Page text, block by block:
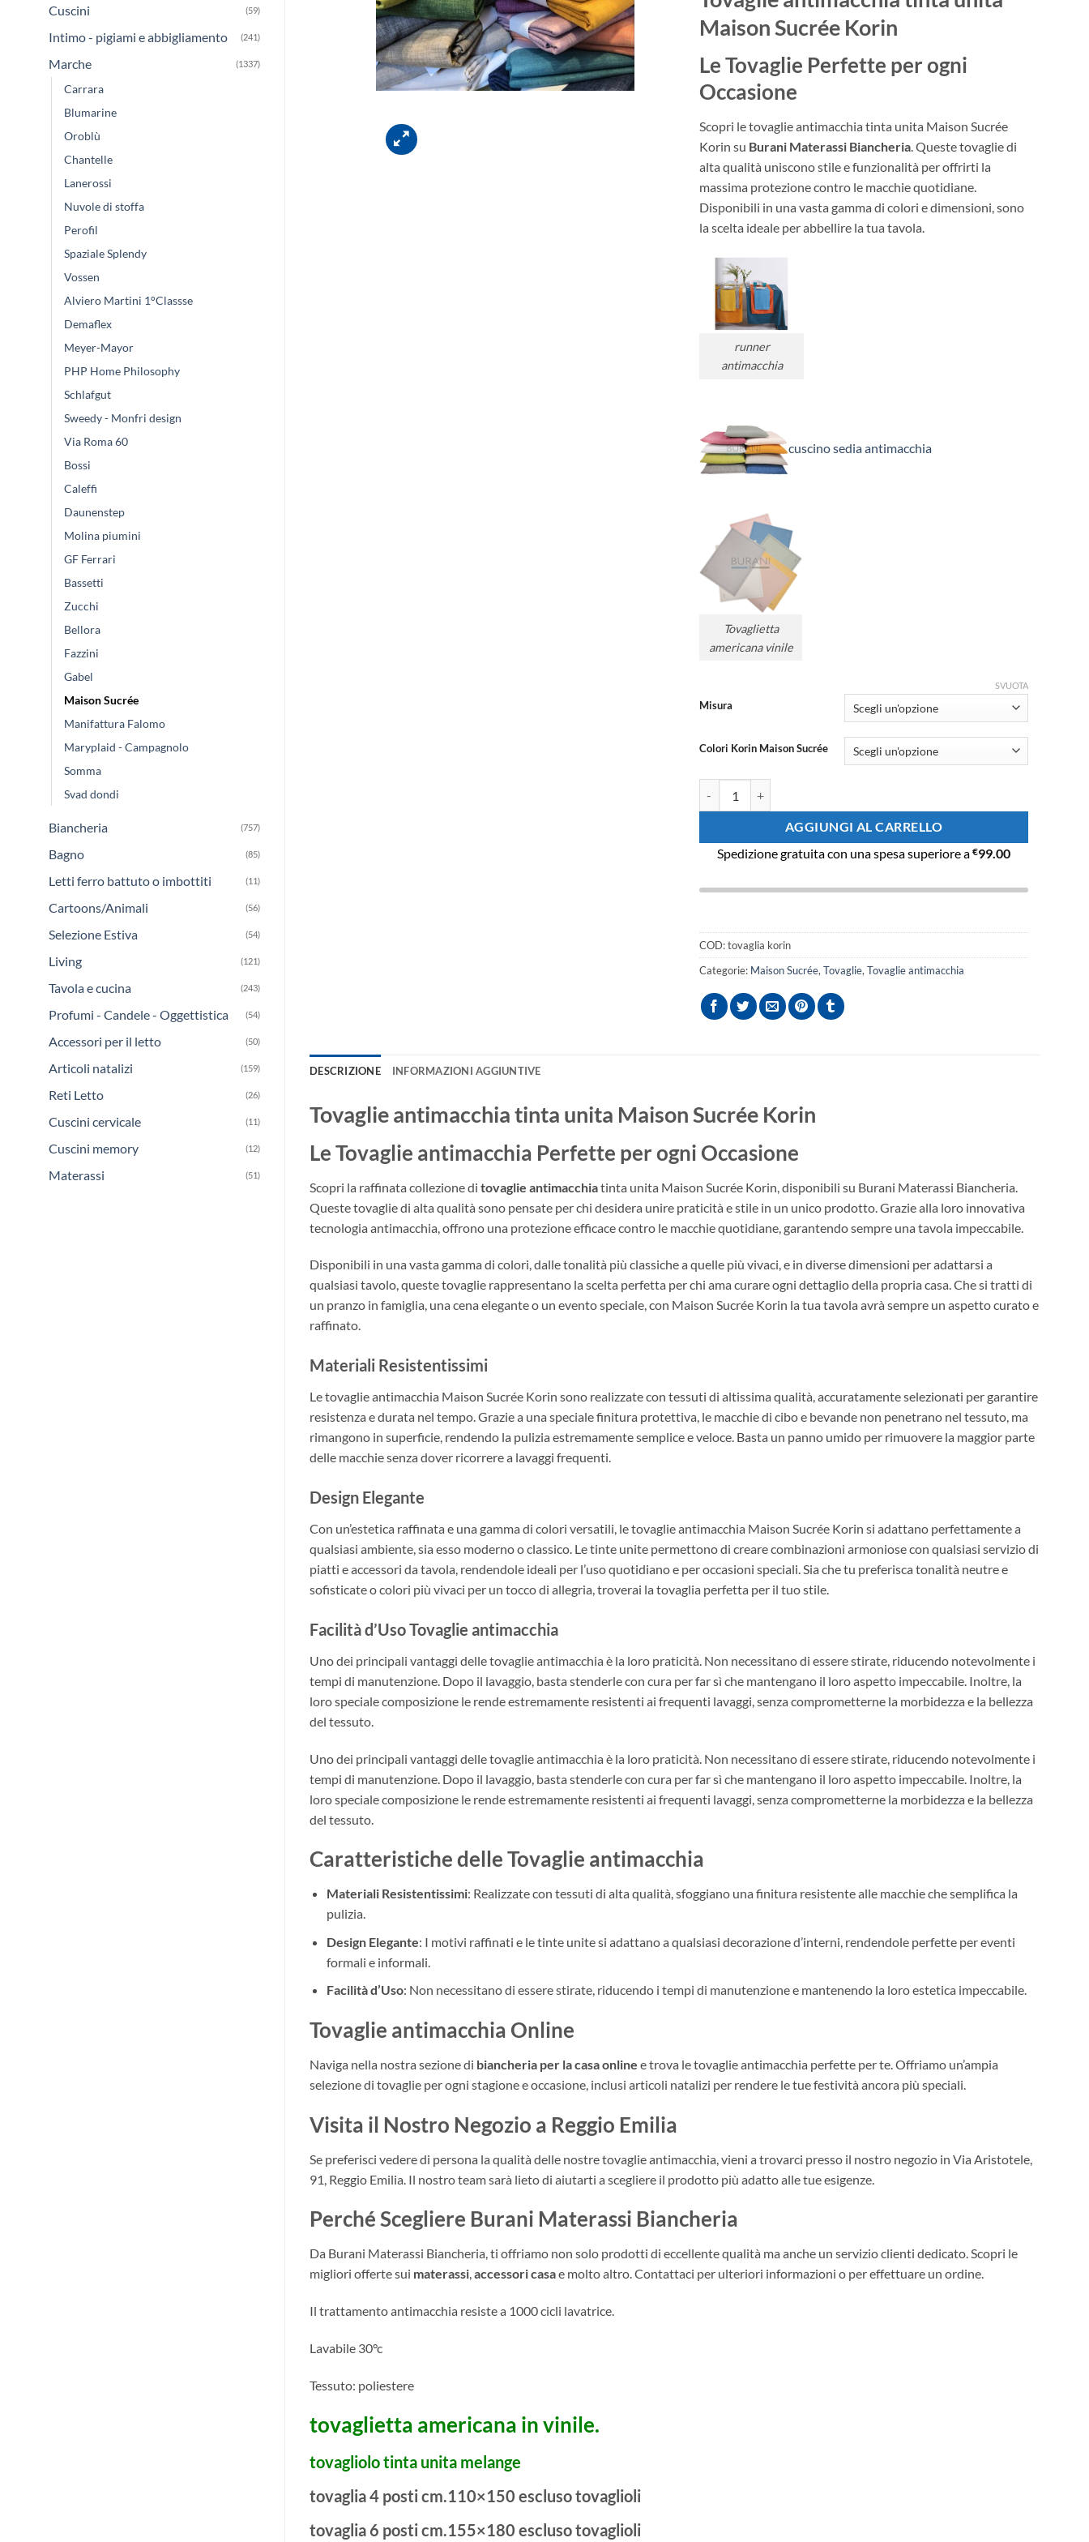
Cuscini (59)
Intimo - pigiami e abbigliamento (241)
Marche (1337)
Carrara
Blumarine
Oroblù
Chantelle
Lanerossi
Nuvole di stoffa
Perofil
Spaziale Splendy
Vossen
Alviero Martini 1°Classse
Demaflex
Meyer-Mayor
PHP Home Philosophy
Schlafgut
Sweedy - Monfri design
Via Roma 60
Bossi
Caleffi
Daunenstep
Molina piumini
GF Ferrari
Bassetti
Zucchi
Bellora
Fazzini
Gabel
Maison Sucrée
Manifattura Falomo
Maryplaid - Campagnolo
Somma
Svad dondi
Biancheria (757)
Bagno (85)
Letti ferro battuto o imbottiti (11)
Cartoons/Animali (56)
Selezione Estiva (54)
Living (121)
Tavola e cucina (243)
Profumi - Candele - Oggettistica (54)
Accessori per il letto (50)
Articoli natalizi (159)
Reti Letto (26)
Cuscini cervicale (11)
Cuscini memory (12)
Materassi (51)
da
€37.31
a
€74.37
Maison Sucrée Korin
Le Tovaglie Perfette per ogni
Occasione
Scopri le tovaglie antimacchia tinta unita Maison Sucrée
Korin su Burani Materassi Biancheria. Queste tovaglie di
alta qualità uniscono stile e funzionalità per offrirti la
massima protezione contro le macchie quotidiane.
Disponibili in una vasta gamma di colori e dimensioni, sono
la scelta ideale per abbellire la tua tavola.
runner
antimacchia
cuscino sedia antimacchia
Tovaglietta
americana vinile
Misura
Colori Korin Maison Sucrée
SVUOTA
AGGIUNGI AL CARRELLO
Spedizione gratuita con una spesa superiore a €99.00
COD:tovaglia korin
Categorie: Maison Sucrée,Tovaglie,Tovaglie antimacchia
DESCRIZIONE INFORMAZIONI AGGIUNTIVE
Tovaglie antimacchia tinta unita Maison Sucrée Korin
Le Tovaglie antimacchia Perfette per ogni Occasione
Scopri la raffinata collezione di tovaglie antimacchiatinta unita Maison Sucrée Korin, disponibili su Burani Materassi Biancheria.
Queste tovaglie di alta qualità sono pensate per chi desidera unire praticità e stile in un unico prodotto. Grazie alla loro innovativa
tecnologia antimacchia, offrono una protezione efficace contro le macchie quotidiane, garantendo sempre una tavola impeccabile.
Disponibili in una vasta gamma di colori, dalle tonalità più classiche a quelle più vivaci, e in diverse dimensioni per adattarsi a
qualsiasi tavolo, queste tovaglie rappresentano la scelta perfetta per chi ama curare ogni dettaglio della propria casa. Che si tratti di
un pranzo in famiglia, una cena elegante o un evento speciale, con Maison Sucrée Korin la tua tavola avrà sempre un aspetto curato e
raffinato.
Materiali Resistentissimi
Le tovaglie antimacchia Maison Sucrée Korin sono realizzate con tessuti di altissima qualità, accuratamente selezionati per garantire
resistenza e durata nel tempo. Grazie a una speciale finitura protettiva, le macchie di cibo e bevande non penetrano nel tessuto, ma
rimangono in superficie, rendendo la pulizia estremamente semplice e veloce. Basta un panno umido per rimuovere la maggior parte
delle macchie senza dover ricorrere a lavaggi frequenti.
Design Elegante
Con un’estetica raffinata e una gamma di colori versatili, le tovaglie antimacchia Maison Sucrée Korin si adattano perfettamente a
qualsiasi ambiente, sia esso moderno o classico. Le tinte unite permettono di creare combinazioni armoniose con qualsiasi servizio di
piatti e accessori da tavola, rendendole ideali per l’uso quotidiano e per occasioni speciali. Sia che tu preferisca tonalità neutre e
sofisticate o colori più vivaci per un tocco di allegria, troverai la tovaglia perfetta per il tuo stile.
Facilità d’UsoTovaglie antimacchia
Uno dei principali vantaggi delle tovaglie antimacchia è la loro praticità. Non necessitano di essere stirate, riducendo notevolmente i
tempi di manutenzione. Dopo il lavaggio, basta stenderle con cura per far sì che mantengano il loro aspetto impeccabile. Inoltre, la
loro speciale composizione le rende estremamente resistenti ai frequenti lavaggi, senza comprometterne la morbidezza e la bellezza
del tessuto.
Uno dei principali vantaggi delle tovaglie antimacchia è la loro praticità. Non necessitano di essere stirate, riducendo notevolmente i
tempi di manutenzione. Dopo il lavaggio, basta stenderle con cura per far sì che mantengano il loro aspetto impeccabile. Inoltre, la
loro speciale composizione le rende estremamente resistenti ai frequenti lavaggi, senza comprometterne la morbidezza e la bellezza
del tessuto.
Caratteristiche delle Tovaglie antimacchia
Materiali Resistentissimi: Realizzate con tessuti di alta qualità, sfoggiano una finitura resistente alle macchie che semplifica la
pulizia.
Design Elegante: I motivi raffinati e le tinte unite si adattano a qualsiasi decorazione d’interni, rendendole perfette per eventi
formali e informali.
Facilità d’Uso: Non necessitano di essere stirate, riducendo i tempi di manutenzione e mantenendo la loro estetica impeccabile.
Tovaglie antimacchia Online
Naviga nella nostra sezione di biancheria per la casa online e trova le tovaglie antimacchia perfette per te. Offriamo un’ampia
selezione di tovaglie per ogni stagione e occasione, inclusi articoli natalizi per rendere le tue festività ancora più speciali.
Visita il Nostro Negozio a Reggio Emilia
Se preferisci vedere di persona la qualità delle nostre tovaglie antimacchia, vieni a trovarci presso il nostro negozio in Via Aristotele,
91, Reggio Emilia. Il nostro team sarà lieto di aiutarti a scegliere il prodotto più adatto alle tue esigenze.
Perché Scegliere Burani Materassi Biancheria
Da Burani Materassi Biancheria, ti offriamo non solo prodotti di eccellente qualità ma anche un servizio clienti dedicato. Scopri le
migliori offerte sui materassi,accessori casae molto altro. Contattaci per ulteriori informazioni o per effettuare un ordine.
Il trattamento antimacchia resiste a 1000 cicli lavatrice.
Lavabile 30°c
Tessuto: poliestere
tovaglietta americana in vinile.
tovagliolo tinta unita melange
tovaglia 4 posticm.110×150 escluso tovaglioli
tovaglia 6 posticm.155×180 escluso tovaglioli